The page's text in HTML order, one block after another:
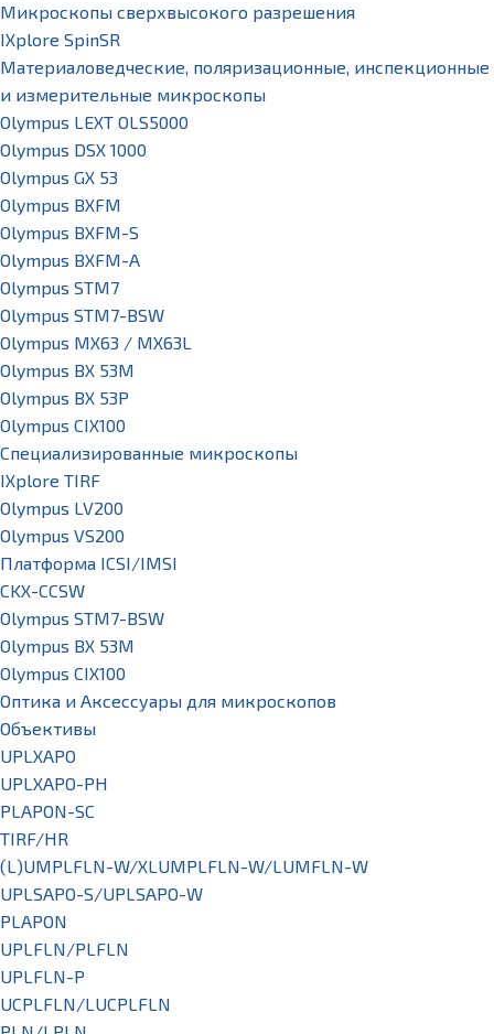
Микроскопы сверхвысокого разрешения
IXplore SpinSR
Материаловедческие, поляризационные, инспекционные
и измерительные микроскопы
Olympus LEXT OLS5000
Olympus DSX 1000
Olympus GX 53
Olympus BXFM
Olympus BXFM-S
Olympus BXFM-A
Olympus STM7
Olympus STM7-BSW
Olympus MX63 / MX63L
Olympus BX 53M
Olympus BX 53P
Olympus CIX100
Специализированные микроскопы
IXplore TIRF
Olympus LV200
Olympus VS200
Платформа ICSI/IMSI
CKX-CCSW
Olympus STM7-BSW
Olympus BX 53M
Olympus CIX100
Оптика и Аксессуары для микроскопов
Объективы
UPLXAPO
UPLXAPO-PH
PLAPON-SC
TIRF/HR
(L)UMPLFLN-W/XLUMPLFLN-W/LUMFLN-W
UPLSAPO-S/UPLSAPO-W
PLAPON
UPLFLN/PLFLN
UPLFLN-P
UCPLFLN/LUCPLFLN